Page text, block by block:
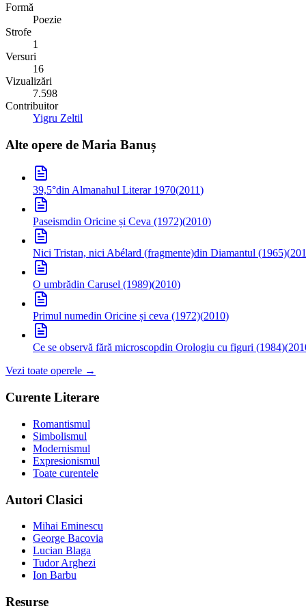
Formă
Poezie
Strofe
1
Versuri
16
Vizualizări
7.598
Contribuitor
Yigru Zeltil
Alte opere de Maria Banuș
39,5°din Almanahul Literar 1970(2011)
Paseismdin Oricine și Ceva (1972)(2010)
Nici Tristan, nici Abélard (fragmente)din Diamantul (1965)(
O umbrădin Carusel (1989)(2010)
Primul numedin Oricine și ceva (1972)(2010)
Ce se observă fără microscopdin Orologiu cu figuri (1984)(
Vezi toate operele →
Curente Literare
Romantismul
Simbolismul
Modernismul
Expresionismul
Toate curentele
Autori Clasici
Mihai Eminescu
George Bacovia
Lucian Blaga
Tudor Arghezi
Ion Barbu
Resurse